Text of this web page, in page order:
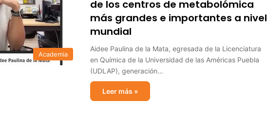
Academia
de los centros de metabolómica
más grandes e importantes a nivel
mundial
Aidee Paulina de la Mata, egresada de la Licenciatura
en Química de la Universidad de las Américas Puebla
(UDLAP), generación…
Leer más »